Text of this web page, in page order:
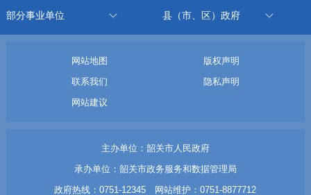
部分事业单位 县（市、区）政府
网站地图
版权声明
联系我们
隐私声明
网站建议
主办单位：韶关市人民政府
承办单位：韶关市政务服务和数据管理局
政府热线：0751-12345 网站维护：0751-8877712